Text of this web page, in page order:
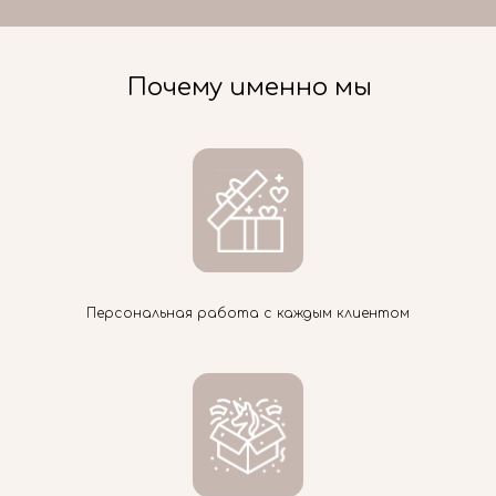
Почему именно мы
Персональная работа с каждым клиентом